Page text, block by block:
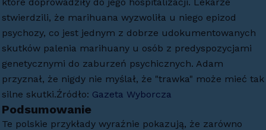
stwierdzili, że marihuana wyzwoliła u niego epizod
psychozy, co jest jednym z dobrze udokumentowanych
skutków palenia marihuany u osób z predyspozycjami
genetycznymi do zaburzeń psychicznych. Adam
przyznał, że nigdy nie myślał, że "trawka" może mieć tak
silne skutki.Źródło: Gazeta Wyborcza
Podsumowanie
Te polskie przykłady wyraźnie pokazują, że zarówno